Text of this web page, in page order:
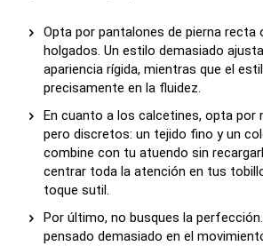
Opta por pantalones de pierna recta
holgados. Un estilo demasiado
apariencia rígida, mientras que el
precisamente en la fluidez.
En cuanto a los calcetines, opta por
pero discretos: un tejido fino y un
combine con tu atuendo sin
centrar toda la atención en tus
toque sutil.
Por último, no busques la
pensado demasiado en el